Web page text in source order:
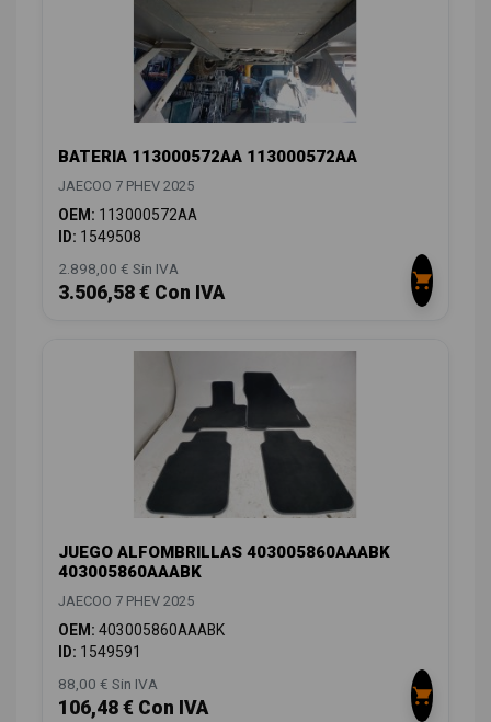
BATERIA 113000572AA 113000572AA
JAECOO 7 PHEV 2025
OEM: 113000572AA
ID: 1549508
2.898,00 € Sin IVA
3.506,58 € Con IVA
JUEGO ALFOMBRILLAS 403005860AAABK
403005860AAABK
JAECOO 7 PHEV 2025
OEM: 403005860AAABK
ID: 1549591
88,00 € Sin IVA
106,48 € Con IVA